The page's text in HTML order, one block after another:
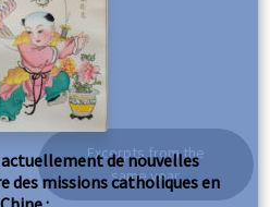
Excerpts from the
same year
actuellement de nouvelles
des missions catholiques en